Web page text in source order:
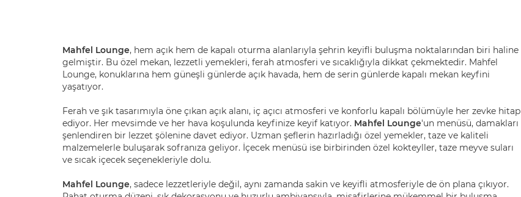
Mahfel Lounge, hem açık hem de kapalı oturma alanlarıyla şehrin keyifli buluşma noktalarından biri haline
gelmiştir. Bu özel mekan, lezzetli yemekleri, ferah atmosferi ve sıcaklığıyla dikkat çekmektedir. Mahfel
Lounge, konuklarına hem güneşli günlerde açık havada, hem de serin günlerde kapalı mekan keyfini
yaşatıyor.
Ferah ve şık tasarımıyla öne çıkan açık alanı, iç açıcı atmosferi ve konforlu kapalı bölümüyle her zevke hitap
ediyor. Her mevsimde ve her hava koşulunda keyfinize keyif katıyor. Mahfel Lounge'un menüsü, damakları
şenlendiren bir lezzet şölenine davet ediyor. Uzman şeflerin hazırladığı özel yemekler, taze ve kaliteli
malzemelerle buluşarak sofranıza geliyor. İçecek menüsü ise birbirinden özel kokteyller, taze meyve suları
ve sıcak içecek seçenekleriyle dolu.
Mahfel Lounge, sadece lezzetleriyle değil, aynı zamanda sakin ve keyifli atmosferiyle de ön plana çıkıyor.